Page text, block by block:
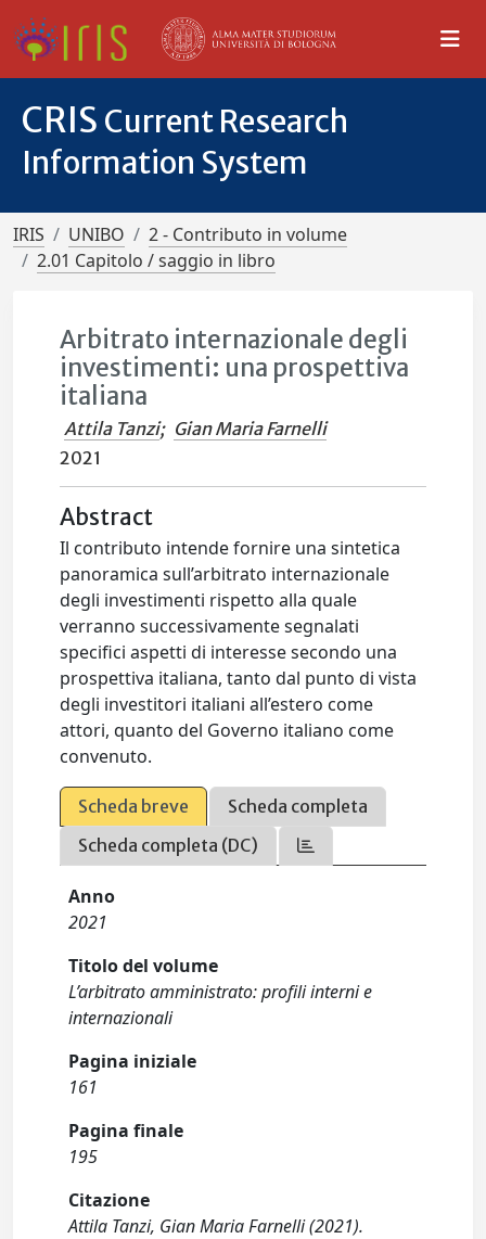
CRIS Current Research
Information System
IRIS UNIBO
2 - Contributo in volume
2.01 Capitolo / saggio in libro
Arbitrato internazionale degli
investimenti: una prospettiva
italiana
Attila Tanzi; Gian Maria Farnelli
2021
Abstract
Il contributo intende fornire una sintetica
panoramica sull’arbitrato internazionale
degli investimenti rispetto alla quale
verranno successivamente segnalati
specifici aspetti di interesse secondo una
prospettiva italiana, tanto dal punto di vista
degli investitori italiani all’estero come
attori, quanto del Governo italiano come
convenuto.
Scheda breve
Scheda completa
Scheda completa (DC)
Anno
2021
Titolo del volume
L’arbitrato amministrato: profili interni e
internazionali
Pagina iniziale
161
Pagina finale
195
Citazione
Attila Tanzi, Gian Maria Farnelli (2021).